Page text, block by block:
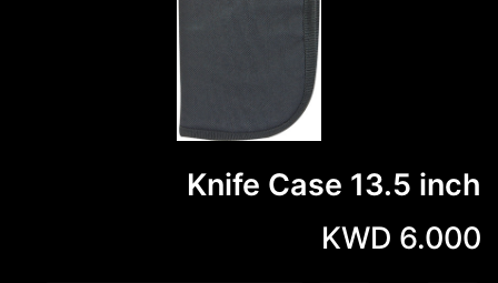
Knife Case 13.5 inch
6.000